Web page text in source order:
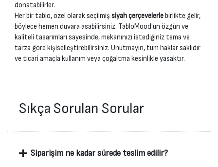
donatabilirler.
Her bir tablo, özel olarak seçilmiş siyah çerçevelerlebirlikte gelir,
böylece hemen duvara asabilirsiniz. TabloMood'un özgün ve
kaliteli tasarımları sayesinde, mekanınızı istediğiniz tema ve
tarza göre kişiselleştirebilirsiniz. Unutmayın, tüm haklar saklıdır
ve ticari amaçla kullanım veya çoğaltma kesinlikle yasaktır.
Sıkça Sorulan Sorular
+ Siparişim ne kadar sürede teslim edilir?